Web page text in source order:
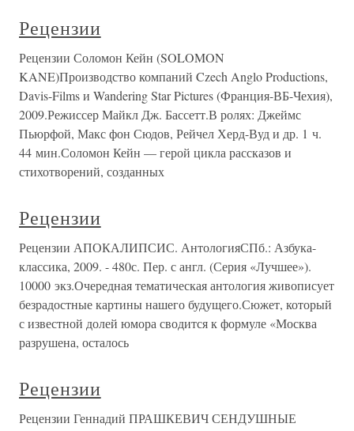
Рецензии
Рецензии Соломон Кейн (SOLOMON
KANE)Производство компаний Czech Anglo Productions,
Davis-Films и Wandering Star Pictures (Франция-ВБ-Чехия),
2009.Режиссер Майкл Дж. Бассетт.В ролях: Джеймс
Пьюрфой, Макс фон Сюдов, Рейчел Херд-Вуд и др. 1 ч.
44 мин.Соломон Кейн — герой цикла рассказов и
стихотворений, созданных
Рецензии
Рецензии АПОКАЛИПСИС. АнтологияСПб.: Азбука-
классика, 2009. - 480с. Пер. с англ. (Серия «Лучшее»).
10000 экз.Очередная тематическая антология живописует
безрадостные картины нашего будущего.Сюжет, который
с известной долей юмора сводится к формуле «Москва
разрушена, осталось
Рецензии
Рецензии Геннадий ПРАШКЕВИЧ СЕНДУШНЫЕ